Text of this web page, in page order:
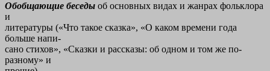
Обобщающие беседы об основных видах и жанрах фольклора
и
литературы («Что такое сказка», «О каком времени года
больше напи-
сано стихов», «Сказки и рассказы: об одном и том же по-
разному» и